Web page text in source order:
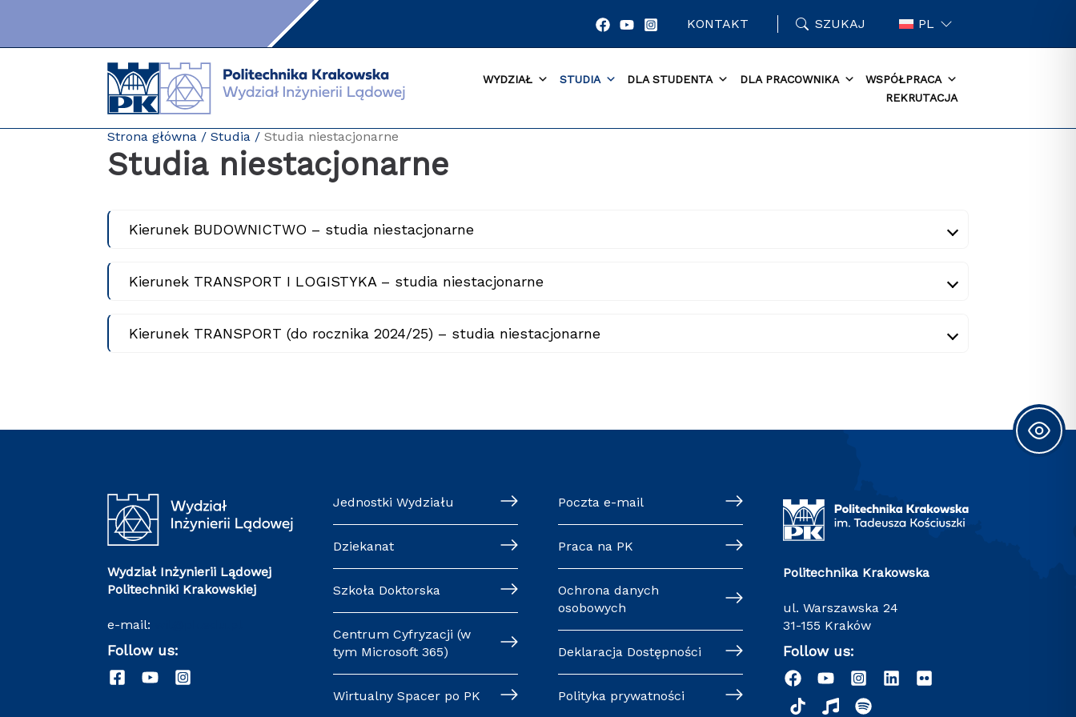
KONTAKT SZUKAJ PL
WYDZIAŁ STUDIA DLA STUDENTA DLA PRACOWNIKA
WSPÓŁPRACA
REKRUTACJA
Strona główna Studia Studia niestacjonarne
Studia niestacjonarne
Kierunek BUDOWNICTWO – studia niestacjonarne
Kierunek TRANSPORT I LOGISTYKA – studia niestacjonarne
Kierunek TRANSPORT (do rocznika 2024/25) – studia niestacjonarne
Wydział Inżynierii Lądowej
Politechniki Krakowskiej
e-mail:
Follow us:
Jednostki Wydziału
Dziekanat
Szkoła Doktorska
Centrum Cyfryzacji (w
tym Microsoft 365)
Wirtualny Spacer po PK
Poczta e-mail
Praca na PK
Ochrona danych
osobowych
Deklaracja Dostępności
Polityka prywatności
Politechnika Krakowska
ul. Warszawska 24
31-155 Kraków
Follow us: